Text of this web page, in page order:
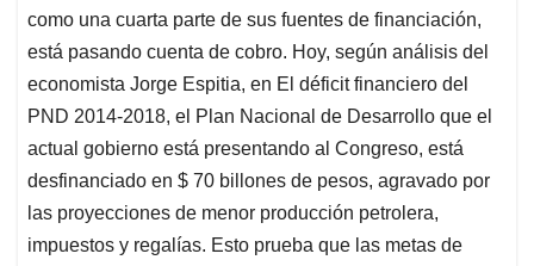
como una cuarta parte de sus fuentes de financiación,
está pasando cuenta de cobro. Hoy, según análisis del
economista Jorge Espitia, en El déficit financiero del
PND 2014-2018, el Plan Nacional de Desarrollo que el
actual gobierno está presentando al Congreso, está
desfinanciado en $ 70 billones de pesos, agravado por
las proyecciones de menor producción petrolera,
impuestos y regalías. Esto prueba que las metas de